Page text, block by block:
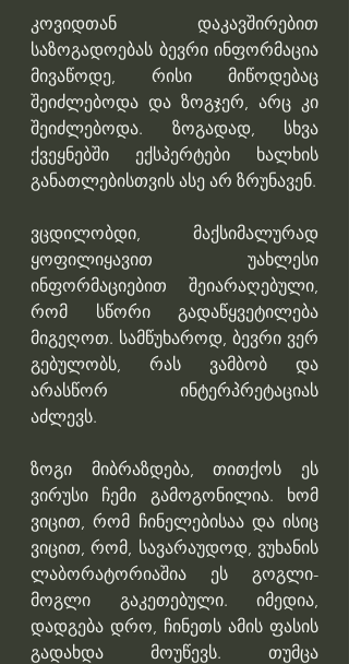
კოვიდთან დაკავშირებით
საზოგადოებას ბევრი ინფორმაცია
მივაწოდე, რისი მიწოდებაც
შეიძლებოდა და ზოგჯერ, არც კი
შეიძლებოდა. ზოგადად, სხვა
ქვეყნებში ექსპერტები ხალხის
განათლებისთვის ასე არ ზრუნავენ.
ვცდილობდი, მაქსიმალურად
ყოფილიყავით უახლესი
ინფორმაციებით შეიარაღებული,
რომ სწორი გადაწყვეტილება
მიგეღოთ. სამწუხაროდ, ბევრი ვერ
გებულობს, რას ვამბობ და
არასწორ ინტერპრეტაციას
აძლევს.
ზოგი მიბრაზდება, თითქოს ეს
ვირუსი ჩემი გამოგონილია. ხომ
ვიცით, რომ ჩინელებისაა და ისიც
ვიცით, რომ, სავარაუდოდ, ვუხანის
ლაბორატორიაშია ეს გოგლი-
მოგლი გაკეთებული. იმედია,
დადგება დრო, ჩინეთს ამის ფასის
გადახდა მოუწევს. თუმცა